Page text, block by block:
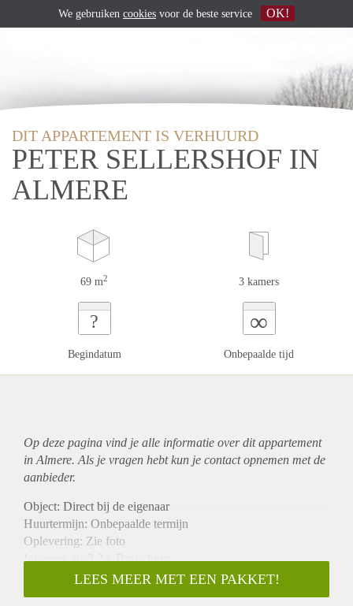
DIT APPARTEMENT IS VERHUURD
PETER SELLERSHOF IN
ALMERE
69 m2 3 kamers
?
Begindatum
∞
Onbepaalde tijd
Op deze pagina vind je alle informatie over ditappartement
in Almere. Als je vragen hebt kun je contact opnemen met de
aanbieder.
Object: Direct bij de eigenaar
Huurtermijn: Onbepaalde termijn
Oplevering: Zie foto
Inkomen eis:3,2 x Bruto huur
Garantiestelling mogelijk: Ja
Borg: 1 Maand
LEES MEER MET EEN PAKKET!
We gebruiken cookies voor de beste service OK!